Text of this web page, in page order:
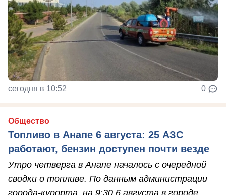
сегодня в 10:52 0
Общество
Топливо в Анапе 6 августа: 25 АЗС
работают, бензин доступен почти везде
Утро четверга в Анапе началось с очередной
сводки о топливе. По данным администрации
города-курорта, на 9:30 6 августа в городе